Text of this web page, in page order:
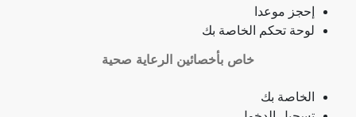
فقدان الشهية
فقدان حاسة الشم
جمرة (أنثراكس)
إحجز موعدا
لوحة تحكم الخاصة بك
خاص بأخصائين الرعاية صحية
الخاصة بك